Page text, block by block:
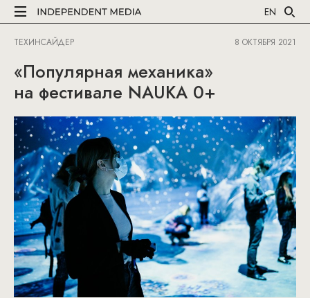
EN
ТЕХИНСАЙДЕР 8 ОКТЯБРЯ 2021
«Популярная механика»
на фестивале NAUKA 0+